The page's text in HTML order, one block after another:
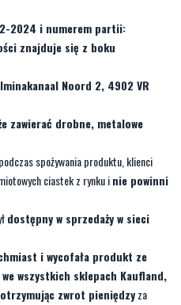
ramach działań zapobiegawczych
dukt:
200 g
2024 i numerem partii:
znajduje się z boku
Noord 2, 4902 VR
zawierać drobne, metalowe
spożywania produktu, klienci
ciastek z rynku i
dostępny w sprzedaży w sieci